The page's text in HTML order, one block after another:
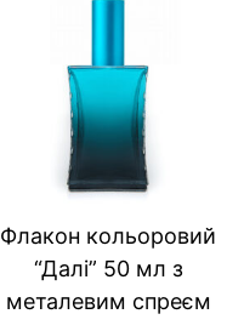
Флакон кольоровий
“Далі” 50 мл з
металевим спреєм